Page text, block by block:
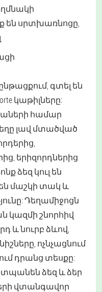
են սրտխառնոցը,
գտել են
կաթիլները:
համար
լավ մտածված
երիզորդներից
ձեզ կուլ են
մաշկի տակ և
Դեղամիջոցն
կազմի շնորհիվ
և նուրբ ձևով,
ոչնչացնում
դրանց տեսքը:
ձեզ և ձեր
վտանգավոր